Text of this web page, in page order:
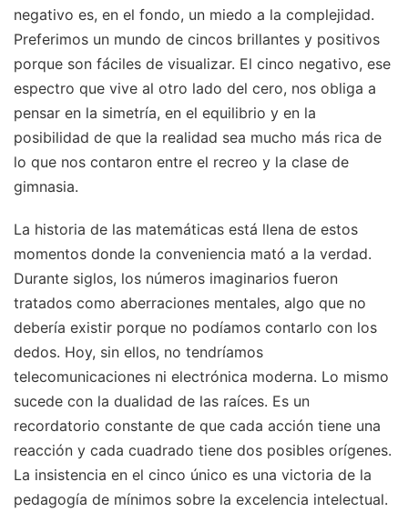
negativo es, en el fondo, un miedo a la complejidad.
Preferimos un mundo de cincos brillantes y positivos
porque son fáciles de visualizar. El cinco negativo, ese
espectro que vive al otro lado del cero, nos obliga a
pensar en la simetría, en el equilibrio y en la
posibilidad de que la realidad sea mucho más rica de
lo que nos contaron entre el recreo y la clase de
gimnasia.
La historia de las matemáticas está llena de estos
momentos donde la conveniencia mató a la verdad.
Durante siglos, los números imaginarios fueron
tratados como aberraciones mentales, algo que no
debería existir porque no podíamos contarlo con los
dedos. Hoy, sin ellos, no tendríamos
telecomunicaciones ni electrónica moderna. Lo mismo
sucede con la dualidad de las raíces. Es un
recordatorio constante de que cada acción tiene una
reacción y cada cuadrado tiene dos posibles orígenes.
La insistencia en el cinco único es una victoria de la
pedagogía de mínimos sobre la excelencia intelectual.